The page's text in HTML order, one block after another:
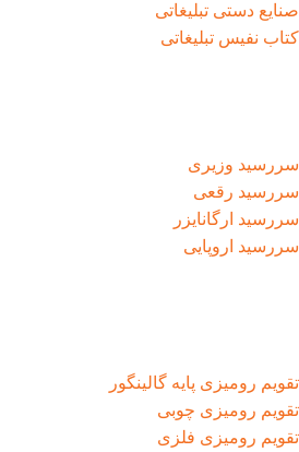
صنایع دستی تبلیغاتی
کتاب نفیس تبلیغاتی
سررسید وزیری
سررسید رقعی
سررسید ارگانایزر
سررسید اروپایی
تقویم رومیزی پایه گالینگور
تقویم رومیزی چوبی
تقویم رومیزی فلزی